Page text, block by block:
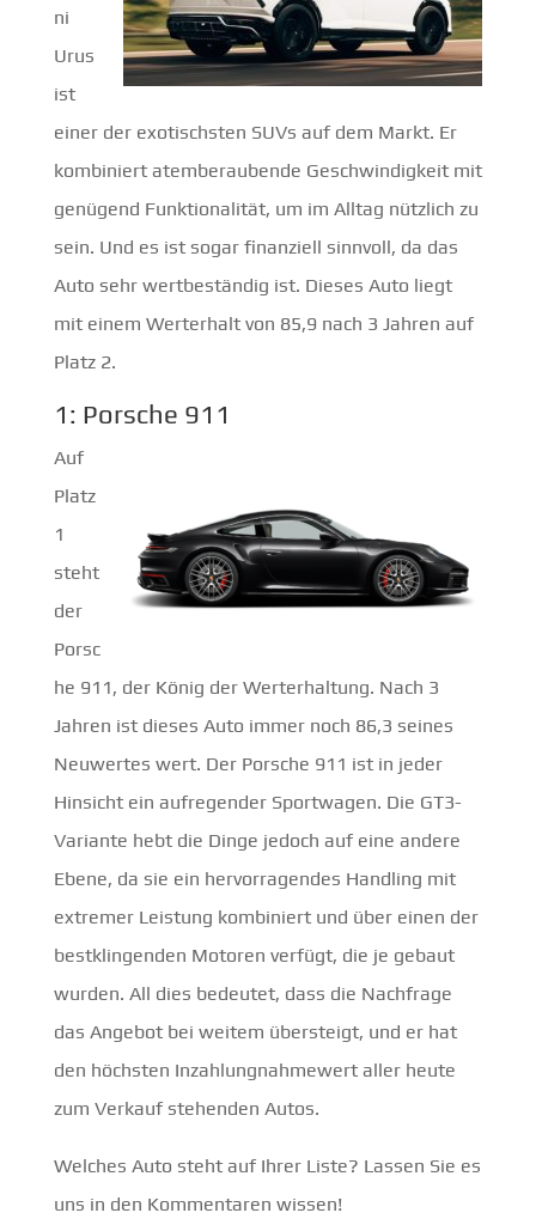
ni
Urus
ist
einer der exotischsten SUVs auf dem Markt. Er
kombiniert atemberaubende Geschwindigkeit mit
genügend Funktionalität, um im Alltag nützlich zu
sein. Und es ist sogar finanziell sinnvoll, da das
Auto sehr wertbeständig ist. Dieses Auto liegt
mit einem Werterhalt von 85,9 nach 3 Jahren auf
Platz 2.
1: Porsche 911
Auf
Platz
1
steht
der
Porsc
he 911, der König der Werterhaltung. Nach 3
Jahren ist dieses Auto immer noch 86,3 seines
Neuwertes wert. Der Porsche 911 ist in jeder
Hinsicht ein aufregender Sportwagen. Die GT3-
Variante hebt die Dinge jedoch auf eine andere
Ebene, da sie ein hervorragendes Handling mit
extremer Leistung kombiniert und über einen der
bestklingenden Motoren verfügt, die je gebaut
wurden. All dies bedeutet, dass die Nachfrage
das Angebot bei weitem übersteigt, und er hat
den höchsten Inzahlungnahmewert aller heute
zum Verkauf stehenden Autos.
Welches Auto steht auf Ihrer Liste? Lassen Sie es
uns in den Kommentaren wissen!